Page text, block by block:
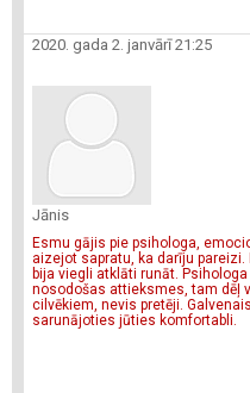
2020. gada 2. janvārī 21:25
Jānis
Esmu gājis pie psihologa,
aizejot sapratu, ka darīju
bija viegli atklāti runāt.
nosodošas attieksmes, tam dēļ
cilvēkiem, nevis pretēji.
sarunājoties jūties komfortabli.